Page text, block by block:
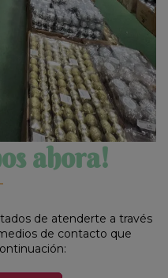
ahora!
de atenderte a través
de contacto que